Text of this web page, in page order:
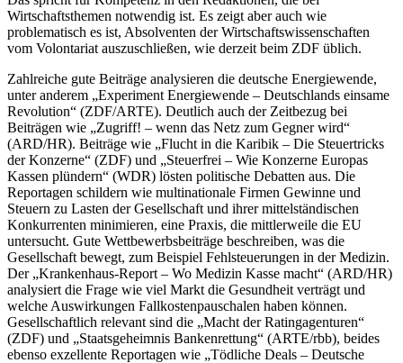
Wirtschaftsthemen notwendig ist. Es zeigt aber auch wie
problematisch es ist, Absolventen der Wirtschaftswissenschaften
vom Volontariat auszuschließen, wie derzeit beim ZDF üblich.
Zahlreiche gute Beiträge analysieren die deutsche Energiewende,
unter anderem „Experiment Energiewende – Deutschlands einsame
Revolution“ (ZDF/ARTE). Deutlich auch der Zeitbezug bei
Beiträgen wie „Zugriff! – wenn das Netz zum Gegner wird“
(ARD/HR). Beiträge wie „Flucht in die Karibik – Die Steuertricks
der Konzerne“ (ZDF) und „Steuerfrei – Wie Konzerne Europas
Kassen plündern“ (WDR) lösten politische Debatten aus. Die
Reportagen schildern wie multinationale Firmen Gewinne und
Steuern zu Lasten der Gesellschaft und ihrer mittelständischen
Konkurrenten minimieren, eine Praxis, die mittlerweile die EU
untersucht. Gute Wettbewerbsbeiträge beschreiben, was die
Gesellschaft bewegt, zum Beispiel Fehlsteuerungen in der Medizin.
Der „Krankenhaus-Report – Wo Medizin Kasse macht“ (ARD/HR)
analysiert die Frage wie viel Markt die Gesundheit verträgt und
welche Auswirkungen Fallkostenpauschalen haben können.
Gesellschaftlich relevant sind die „Macht der Ratingagenturen“
(ZDF) und „Staatsgeheimnis Bankenrettung“ (ARTE/rbb), beides
ebenso exzellente Reportagen wie „Tödliche Deals – Deutsche